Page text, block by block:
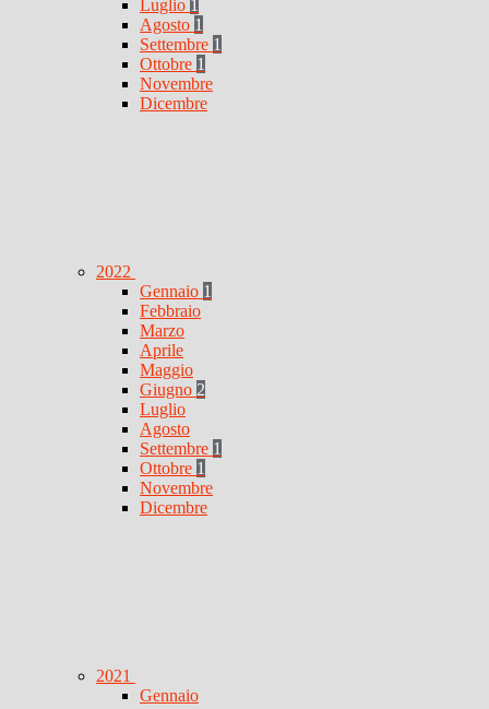
Luglio 1
Agosto 1
Settembre 1
Ottobre 1
Novembre
Dicembre
2022
Gennaio 1
Febbraio
Marzo
Aprile
Maggio
Giugno 2
Luglio
Agosto
Settembre 1
Ottobre 1
Novembre
Dicembre
2021
Gennaio